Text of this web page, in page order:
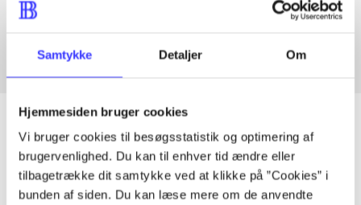
Samtykke Detaljer Om
Hjemmesiden bruger cookies
Vi bruger cookies til besøgsstatistik og optimering af
brugervenlighed. Du kan til enhver tid ændre eller
tilbagetrække dit samtykke ved at klikke på ”Cookies” i
bunden af siden. Du kan læse mere om de anvendte
Fra
Artikler
Alle registrerede artikler fordelt på udgivelser